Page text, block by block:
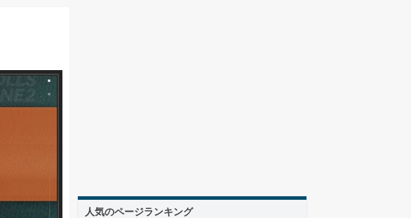
人気のページランキング